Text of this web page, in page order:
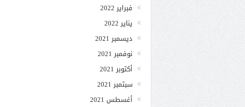
فبراير 2022
يناير 2022
ديسمبر 2021
نوفمبر 2021
أكتوبر 2021
سبتمبر 2021
أغسطس 2021